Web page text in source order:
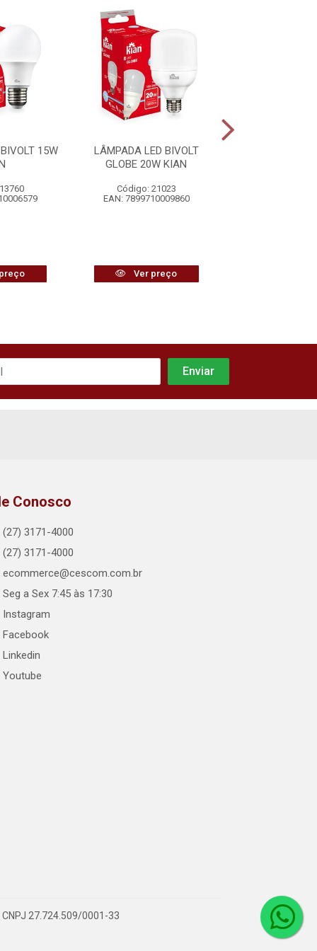
15W
LÂMPADA LED BIVOLT
GLOBE 20W KIAN
Código: 21023
EAN: 7899710009860
Ver preço
Conosco
(27) 3171-4000
(27) 3171-4000
ecommerce@cescom.com.br
Seg a Sex 7:45 às 17:30
Instagram
Facebook
Linkedin
Youtube
27.724.509/0001-33